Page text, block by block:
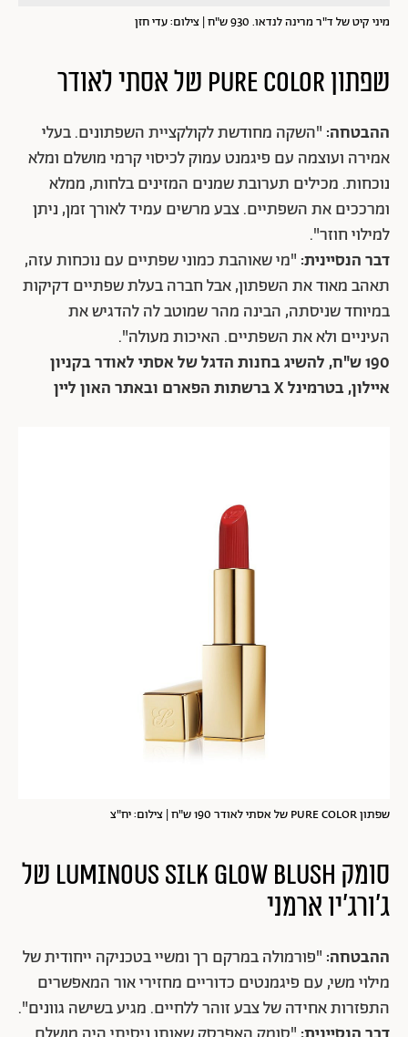
מיני קיט של ד"ר מרינה לנדאו. 930 ש"ח | צילום: עדי חזן
שפתון PURE COLOR של אסתי לאודר
ההבטחה: "השקה מחודשת לקולקציית השפתונים. בעלי
אמירה ועוצמה עם פיגמנט עמוק לכיסוי קרמי מושלם ומלא
נוכחות. מכילים תערובת שמנים המזינים בלחות, ממלא
ומרככים את השפתיים. צבע מרשים עמיד לאורך זמן, ניתן
למילוי חוזר".
דבר הנסיינית: "מי שאוהבת כמוני שפתיים עם נוכחות עזה,
תאהב מאוד את השפתון, אבל חברה בעלת שפתיים דקיקות
במיוחד שניסתה, הבינה מהר שמוטב לה להדגיש את
העיניים ולא את השפתיים. האיכות מעולה".
190 ש"ח, להשיג בחנות הדגל של אסתי לאודר בקניון
איילון, בטרמינל X ברשתות הפארם ובאתר האון ליין
שפתון PURE COLOR של אסתי לאודר 190 ש"ח | צילום: יח"צ
סומק LUMINOUS SILK GLOW BLUSH של
ג'ורג'יו ארמני
ההבטחה: "פורמולה במרקם רך ומשיי בטכניקה ייחודית של
מילוי משי, עם פיגמנטים כדוריים מחזירי אור המאפשרים
התפזרות אחידה של צבע זוהר ללחיים. מגיע בשישה גוונים".